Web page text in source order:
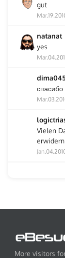
gut
natanat
yes
Vielen
More visitors